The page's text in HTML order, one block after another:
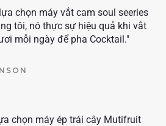
chọn máy vắt cam soul seeries
tôi, nó thực sự hiệu quả khi vắt
mỗi ngày để pha Cocktail."
chọn máy ép trái cây Mutifruit